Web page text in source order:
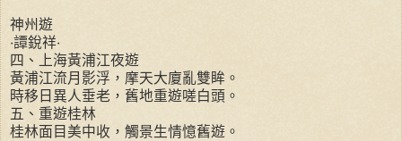
神州遊
‧譚銳祥‧
四、上海黃浦江夜遊
黃浦江流月影浮，摩天大廈亂雙眸。
時移日異人垂老，舊地重遊嗟白頭。
五、重遊桂林
桂林面目美中收，觸景生情憶舊遊。